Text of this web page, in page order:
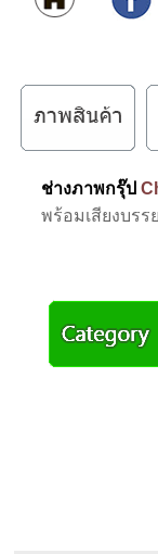
ช่างภาพกรุ๊ป
พร้อมเสียงบร